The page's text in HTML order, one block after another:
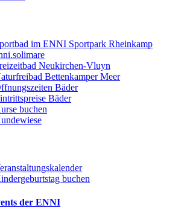
im ENNI Sportpark Rheinkamp
Neukirchen-Vluyn
Bettenkamper Meer
Bäder
Bäder
buchen
buchen
der ENNI